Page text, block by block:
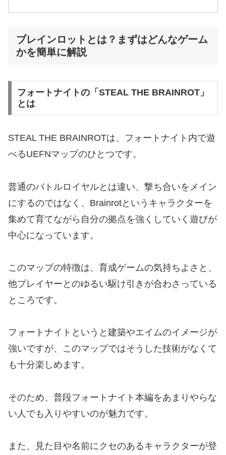
ブレインロットとは？まずはどんなゲーム
かを簡単に解説
フォートナイトの「STEAL THE BRAINROT」
とは
STEAL THE BRAINROTは、フォートナイト内で遊
べるUEFNマップのひとつです。
普通のバトルロイヤルとは違い、撃ち合いをメイン
にするのではなく、Brainrotというキャラクターを
集めて育てながら自分の拠点を強くしていく遊びが
中心になっています。
このマップの特徴は、育成ゲームの気持ちよさと、
他プレイヤーとのゆるい駆け引きが合わさっている
ところです。
フォートナイトというと建築やエイムのイメージが
強いですが、このマップではそうした技術がなくて
も十分楽しめます。
そのため、普段フォートナイト本編をあまりやらな
い人でも入りやすいのが魅力です。
また、見た目や名前にクセのあるキャラクターが登